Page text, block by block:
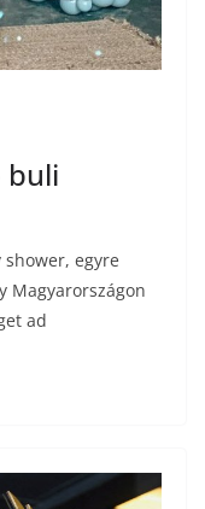
buli
egyre
Magyarországon
ad